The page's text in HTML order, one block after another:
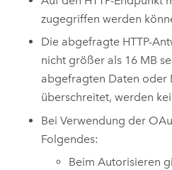
zugegriffen werden
Die abgefragte HTTP-
nicht größer als 16 MB
abgefragten Daten oder
überschreitet, werden
Bei Verwendung der
Folgendes:
Beim Autorisieren